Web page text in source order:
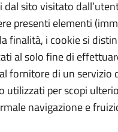
sito visitato
presenti elementi
finalità, i cookie si
al solo fine di
fornitore di un
utilizzati per scopi
navigazione e